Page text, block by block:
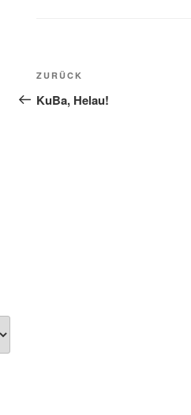
Beitragsnavigation
Vorheriger
Beitrag
ZURÜCK
KuBa, Helau!